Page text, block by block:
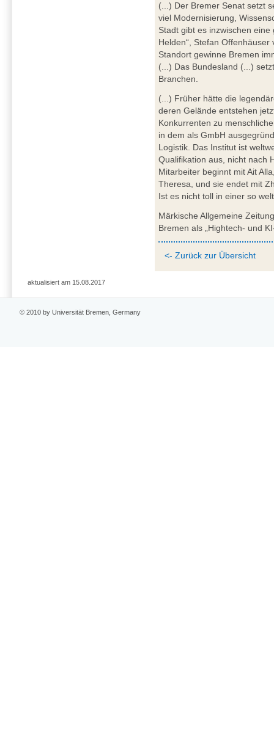
(...) Der Bremer Senat setzt
viel Modernisierung,
Stadt gibt es inzwischen
Helden“, Stefan
Standort gewinne Bremen
(...) Das Bundesland (...)
Branchen.
(...) Früher hätte die
deren Gelände entstehen
Konkurrenten zu
in dem als GmbH
Logistik. Das Institut ist
Qualifikation aus, nicht nach
Mitarbeiter beginnt mit Ait
Theresa, und sie endet mit
Ist es nicht toll in einer so
Märkische Allgemeine
Bremen als „Hightech- und
<- Zurück zur Übersicht
aktualisiert am 15.08.2017
© 2010 by Universität Bremen, Germany